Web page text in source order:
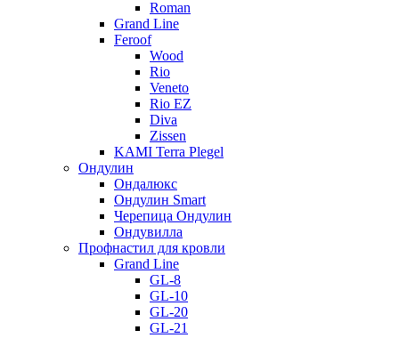
Roman
Grand Line
Feroof
Wood
Rio
Veneto
Rio EZ
Diva
Zissen
KAMI Terra Plegel
Ондулин
Ондалюкс
Ондулин Smart
Черепица Ондулин
Ондувилла
Профнастил для кровли
Grand Line
GL-8
GL-10
GL-20
GL-21